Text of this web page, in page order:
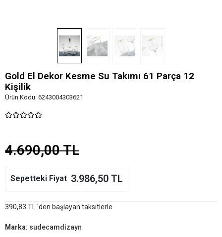
Gold El Dekor Kesme Su Takımı 61 Parça 12
Kişilik
Ürün Kodu: 6243004303621
4.690,00 TL
Sepetteki Fiyat 3.986,50 TL
390,83 TL 'den başlayan taksitlerle
Marka: sudecamdizayn